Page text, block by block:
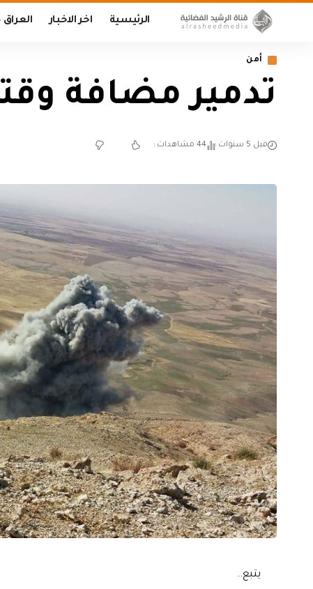
الرئيسية اخر الاخبار العراق
أمن
تدمير مضافة
قبل 5 سنوات 44 مشاهدات
يتبع..